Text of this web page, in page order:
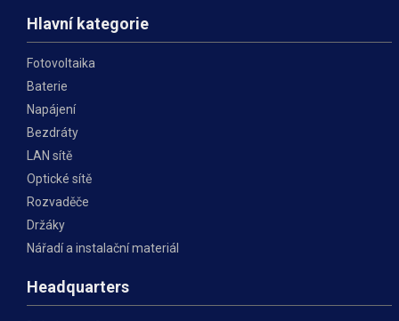
Hlavní kategorie
Fotovoltaika
Baterie
Napájení
Bezdráty
LAN sítě
Optické sítě
Rozvaděče
Držáky
Nářadí a instalační materiál
Headquarters